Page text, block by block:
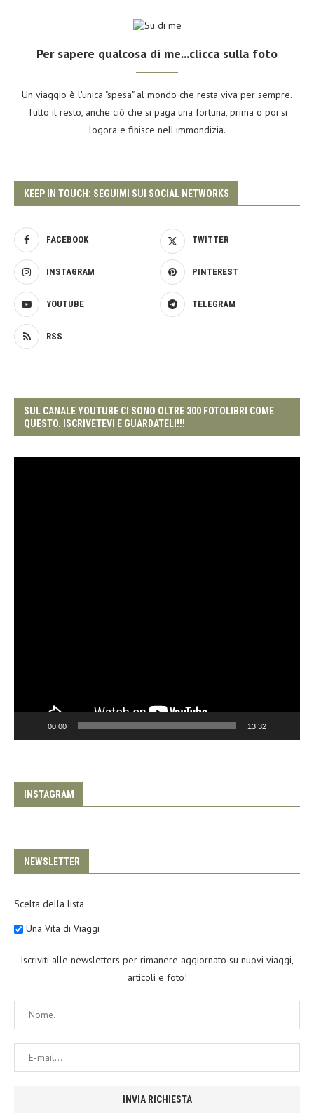
Per sapere qualcosa di me...clicca sulla foto
Un viaggio è l'unica "spesa" al mondo che resta viva per sempre.
Tutto il resto, anche ciò che si paga una fortuna, prima o poi si
logora e finisce nell'immondizia.
KEEP IN TOUCH: SEGUIMI SUI SOCIAL NETWORKS
FACEBOOK TWITTER
INSTAGRAM PINTEREST
YOUTUBE TELEGRAM
RSS
SUL CANALE YOUTUBE CI SONO OLTRE 300 FOTOLIBRI COME
QUESTO. ISCRIVETEVI E GUARDATELI!!!
00:00 13:32
INSTAGRAM
NEWSLETTER
Scelta della lista
Una Vita di Viaggi
Iscriviti alle newsletters per rimanere aggiornato su nuovi viaggi,
articoli e foto!